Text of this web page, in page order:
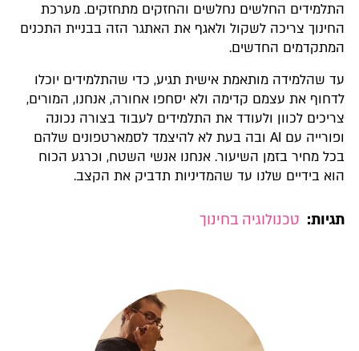
התלמידים החלשים נחלשים והחזקים מתחזקים.​ מערכת
החינוך צריכה לשקול ולאגף את האתגר הזה בבניית התכנים
המתקדמים החדשים.
עד שהלמידה מותאמת אישית תגיע, כדי שהתלמידים יוכלו
לדחוף את עצמם קדימה ולא יסחפו אחורה, אנחנו, המורים,
צריכים לכוון ולעודד את התלמידים לעבוד בצורה נכונה
ופורייה עם AI ובה בעת לא להיצמד לסמארטפונים שלהם
בכל מחיר בזמן השיעור. אנחנו אנשי השטח, וכרגע הכוח
הוא בידיים שלנו עד שהמדיניות תדביק את הקצב.
תגיות: טכנולוגיה בחינוך